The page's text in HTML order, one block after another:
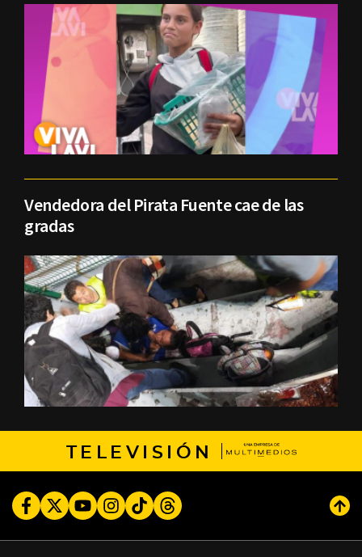
Vendedora del Pirata Fuente cae de las
gradas
TELEVISIÓN
FacebookTwitterYoutubeInstagram
TikTokThreads